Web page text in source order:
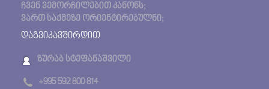
ჩვენ ვემორჩილებით კანონს;
ვართ საქმეზე ორიენტირებულნი;
დაგვიკავშირდით
ზურაბ სტეფანაშვილი
+995 592 800 814